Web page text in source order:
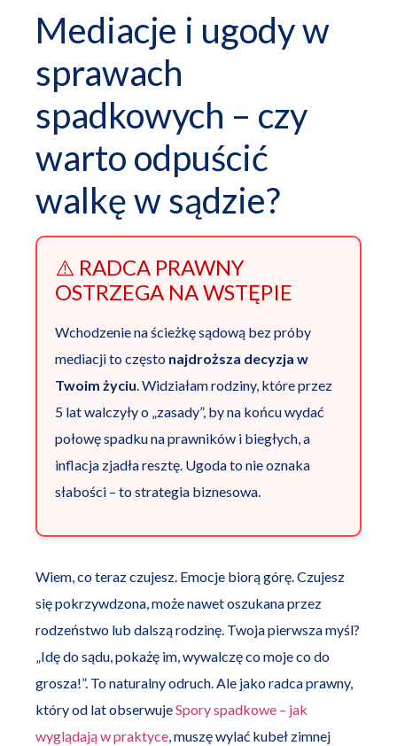
Mediacje i ugody w
sprawach
spadkowych – czy
warto odpuścić
walkę w sądzie?
⚠️ RADCA PRAWNY
OSTRZEGA NA WSTĘPIE
Wchodzenie na ścieżkę sądową bez próby
mediacji to często najdroższa decyzja w
Twoim życiu. Widziałam rodziny, które przez
5 lat walczyły o „zasady”, by na końcu wydać
połowę spadku na prawników i biegłych, a
inflacja zjadła resztę. Ugoda to nie oznaka
słabości – to strategia biznesowa.
Wiem, co teraz czujesz. Emocje biorą górę. Czujesz
się pokrzywdzona, może nawet oszukana przez
rodzeństwo lub dalszą rodzinę. Twoja pierwsza myśl?
„Idę do sądu, pokażę im, wywalczę co moje co do
grosza!”. To naturalny odruch. Ale jako radca prawny,
który od lat obserwujeSpory spadkowe – jak
wyglądają w praktyce, muszę wylać kubeł zimnej